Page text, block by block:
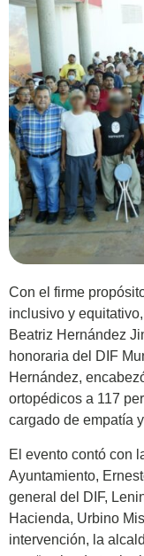
Con el firme
inclusivo y
Beatriz Hernández
honoraria del DIF
Hernández,
ortopédicos a 117
cargado de empatía
El evento contó con
Ayuntamiento,
general del DIF,
Hacienda, Urbino
intervención, la